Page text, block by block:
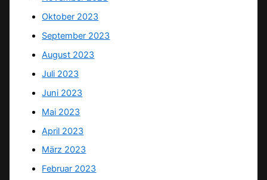
Oktober 2023
September 2023
August 2023
Juli 2023
Juni 2023
Mai 2023
April 2023
März 2023
Februar 2023